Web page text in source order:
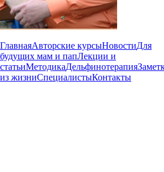
ГлавнаяАвторские курсыНовостиДля
будущих мам и папЛекции и
статьиМетодикаДельфинотерапия
из жизниСпециалистыКонтакты